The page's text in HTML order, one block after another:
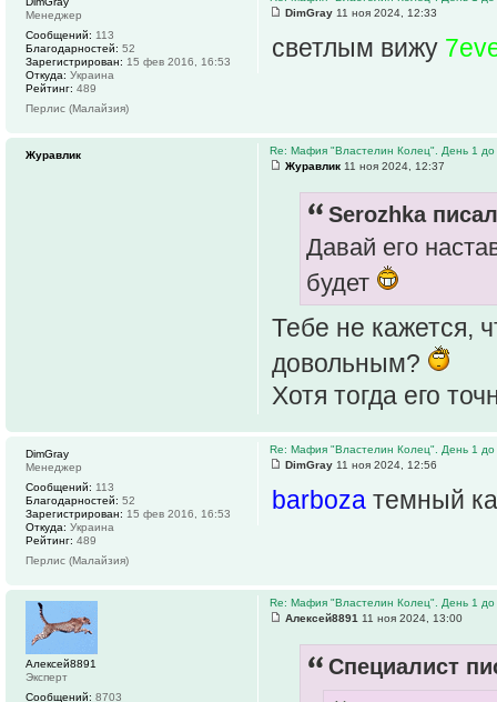
DimGray 11 ноя 2024, 12:33
светлым вижу
Менеджер
Сообщений: 113
Благодарностей: 52
Зарегистрирован: 15 фев 2016, 16:53
Откуда: Украина
Рейтинг: 489
Перлис (Малайзия)
Re: Мафия "Властелин Колец". День 1 до
Журавлик 11 ноя 2024, 12:37
Serozhka
Давай его
будет
Тебе не кажется,
довольным?
Хотя тогда его
Журавлик
Re: Мафия "Властелин Колец". День 1 до
DimGray 11 ноя 2024, 12:56
barboza темный
DimGray
Менеджер
Сообщений: 113
Благодарностей: 52
Зарегистрирован: 15 фев 2016, 16:53
Откуда: Украина
Рейтинг: 489
Перлис (Малайзия)
Re: Мафия "Властелин Колец". День 1 до
Алексей8891 11 ноя 2024, 13:00
Специалист
Алексей8891
Эксперт
Сообщений: 8703